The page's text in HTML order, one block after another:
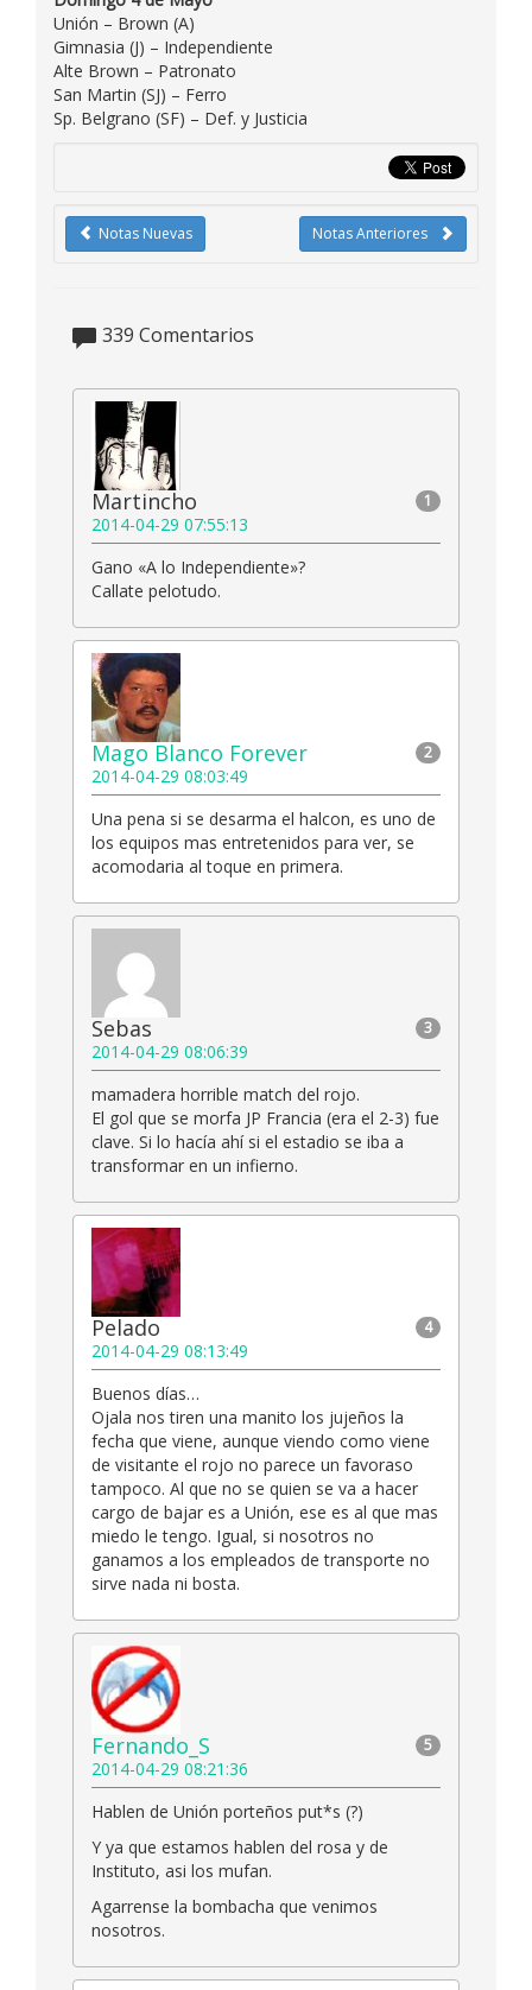
Unión – Brown (A)
Gimnasia (J) – Independiente
Alte Brown – Patronato
San Martin (SJ) – Ferro
Sp. Belgrano (SF) – Def. y Justicia
Notas Anteriores
Notas Nuevas
339 Comentarios
1
Martincho
2014-04-29 07:55:13
Gano «A lo Independiente»?
Callate pelotudo.
2
Mago Blanco Forever
2014-04-29 08:03:49
Una pena si se desarma el halcon, es uno de
los equipos mas entretenidos para ver, se
acomodaria al toque en primera.
3
Sebas
2014-04-29 08:06:39
mamadera horrible match del rojo.
El gol que se morfa JP Francia (era el 2-3) fue
clave. Si lo hacía ahí si el estadio se iba a
transformar en un infierno.
4
Pelado
2014-04-29 08:13:49
Buenos días…
Ojala nos tiren una manito los jujeños la
fecha que viene, aunque viendo como viene
de visitante el rojo no parece un favoraso
tampoco. Al que no se quien se va a hacer
cargo de bajar es a Unión, ese es al que mas
miedo le tengo. Igual, si nosotros no
ganamos a los empleados de transporte no
sirve nada ni bosta.
5
Fernando_S
2014-04-29 08:21:36
Hablen de Unión porteños put*s (?)
Y ya que estamos hablen del rosa y de
Instituto, asi los mufan.
Agarrense la bombacha que venimos
nosotros.